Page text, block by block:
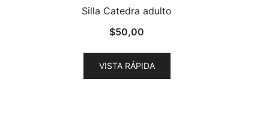
Silla Catedra adulto
$50,00
VISTA RÁPIDA